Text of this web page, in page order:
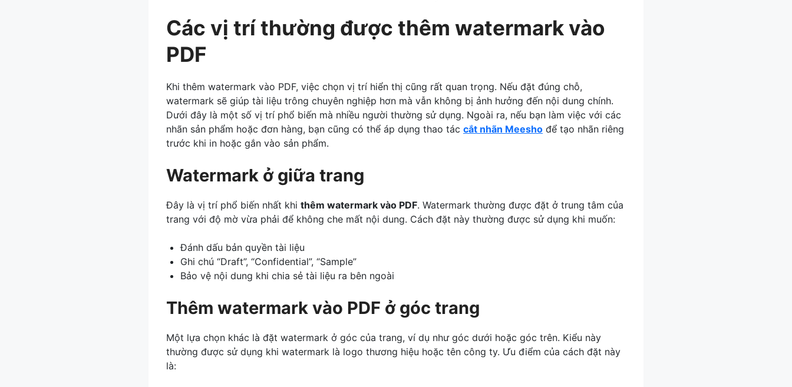
Các vị trí thường được thêm watermark vào
PDF
Khi thêm watermark vào PDF, việc chọn vị trí hiển thị cũng rất quan trọng. Nếu đặt đúng chỗ,
watermark sẽ giúp tài liệu trông chuyên nghiệp hơn mà vẫn không bị ảnh hưởng đến nội dung chính.
Dưới đây là một số vị trí phổ biến mà nhiều người thường sử dụng. Ngoài ra, nếu bạn làm việc với các
nhãn sản phẩm hoặc đơn hàng, bạn cũng có thể áp dụng thao tác cắt nhãn Meesho để tạo nhãn riêng
trước khi in hoặc gắn vào sản phẩm.
Watermark ở giữa trang
Đây là vị trí phổ biến nhất khi thêm watermark vào PDF. Watermark thường được đặt ở trung tâm của
trang với độ mờ vừa phải để không che mất nội dung. Cách đặt này thường được sử dụng khi muốn:
Đánh dấu bản quyền tài liệu
Ghi chú “Draft”, “Confidential”, “Sample”
Bảo vệ nội dung khi chia sẻ tài liệu ra bên ngoài
Thêm watermark vào PDF ở góc trang
Một lựa chọn khác là đặt watermark ở góc của trang, ví dụ như góc dưới hoặc góc trên. Kiểu này
thường được sử dụng khi watermark là logo thương hiệu hoặc tên công ty. Ưu điểm của cách đặt này
là: